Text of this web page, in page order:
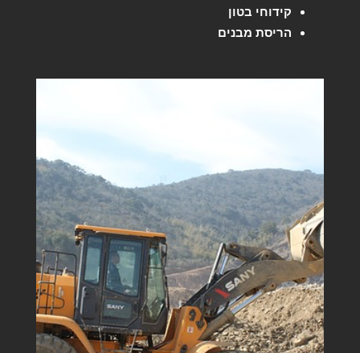
קידוחי בטון
הריסת מבנים